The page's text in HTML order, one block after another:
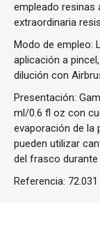
empleado resinas
extraordinaria
Modo de empleo:
aplicación a
dilución con
Presentación:
ml/0.6 fl oz con
evaporación de la
pueden utilizar
del frasco
Referencia: 72.031